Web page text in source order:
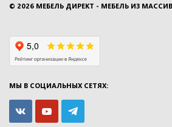
© 2026 МЕБЕЛЬ ДИРЕКТ - МЕБЕЛЬ ИЗ
МЫ В СОЦИАЛЬНЫХ СЕТЯХ: